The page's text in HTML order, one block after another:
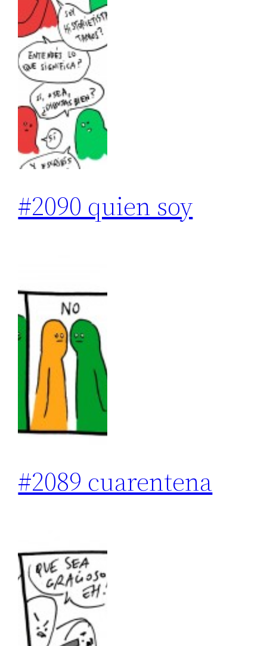
#2090 quien soy
#2089 cuarentena